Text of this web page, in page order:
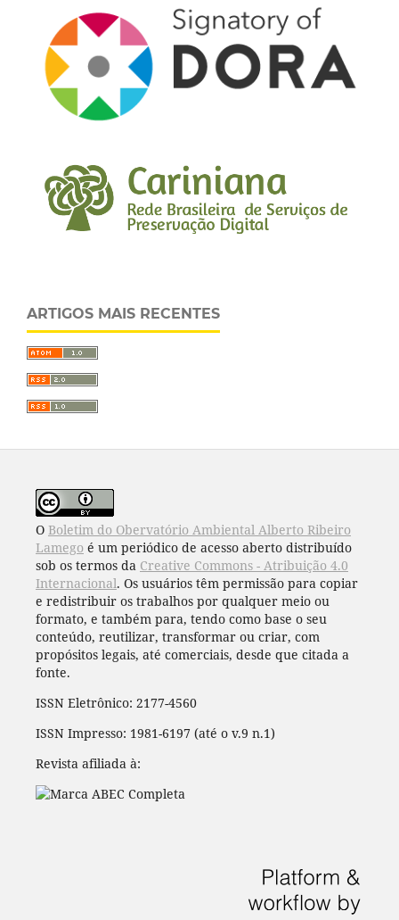
ARTIGOS MAIS RECENTES
O Boletim do Obervatório Ambiental Alberto Ribeiro
Lamego é um periódico de acesso aberto distribuído
sob os termos da Creative Commons - Atribuição 4.0
Internacional. Os usuários têm permissão para copiar
e redistribuir os trabalhos por qualquer meio ou
formato, e também para, tendo como base o seu
conteúdo, reutilizar, transformar ou criar, com
propósitos legais, até comerciais, desde que citada a
fonte.
ISSN Eletrônico: 2177-4560
ISSN Impresso: 1981-6197 (até o v.9 n.1)
Revista afiliada à: